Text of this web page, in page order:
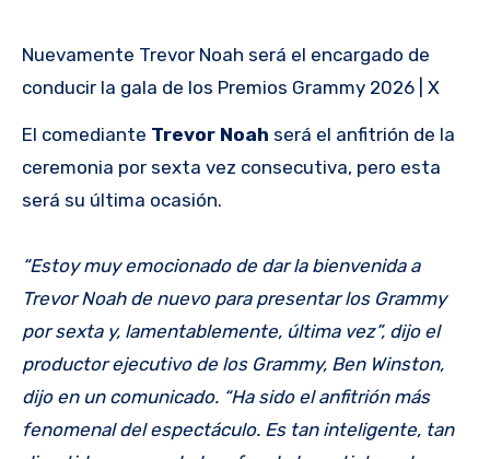
Nuevamente Trevor Noah será el encargado de
conducir la gala de los Premios Grammy 2026 | X
El comediante Trevor Noah será el anfitrión de la
ceremonia por sexta vez consecutiva, pero esta
será su última ocasión.
“Estoy muy emocionado de dar la bienvenida a
Trevor Noah de nuevo para presentar los Grammy
por sexta y, lamentablemente, última vez”, dijo el
productor ejecutivo de los Grammy, Ben Winston,
dijo en un comunicado. “Ha sido el anfitrión más
fenomenal del espectáculo. Es tan inteligente, tan